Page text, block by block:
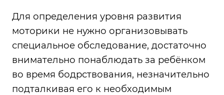
Для определения уровня развития
моторики не нужно организовывать
специальное обследование, достаточно
внимательно понаблюдать за ребёнком
во время бодрствования, незначительно
подталкивая его к необходимым